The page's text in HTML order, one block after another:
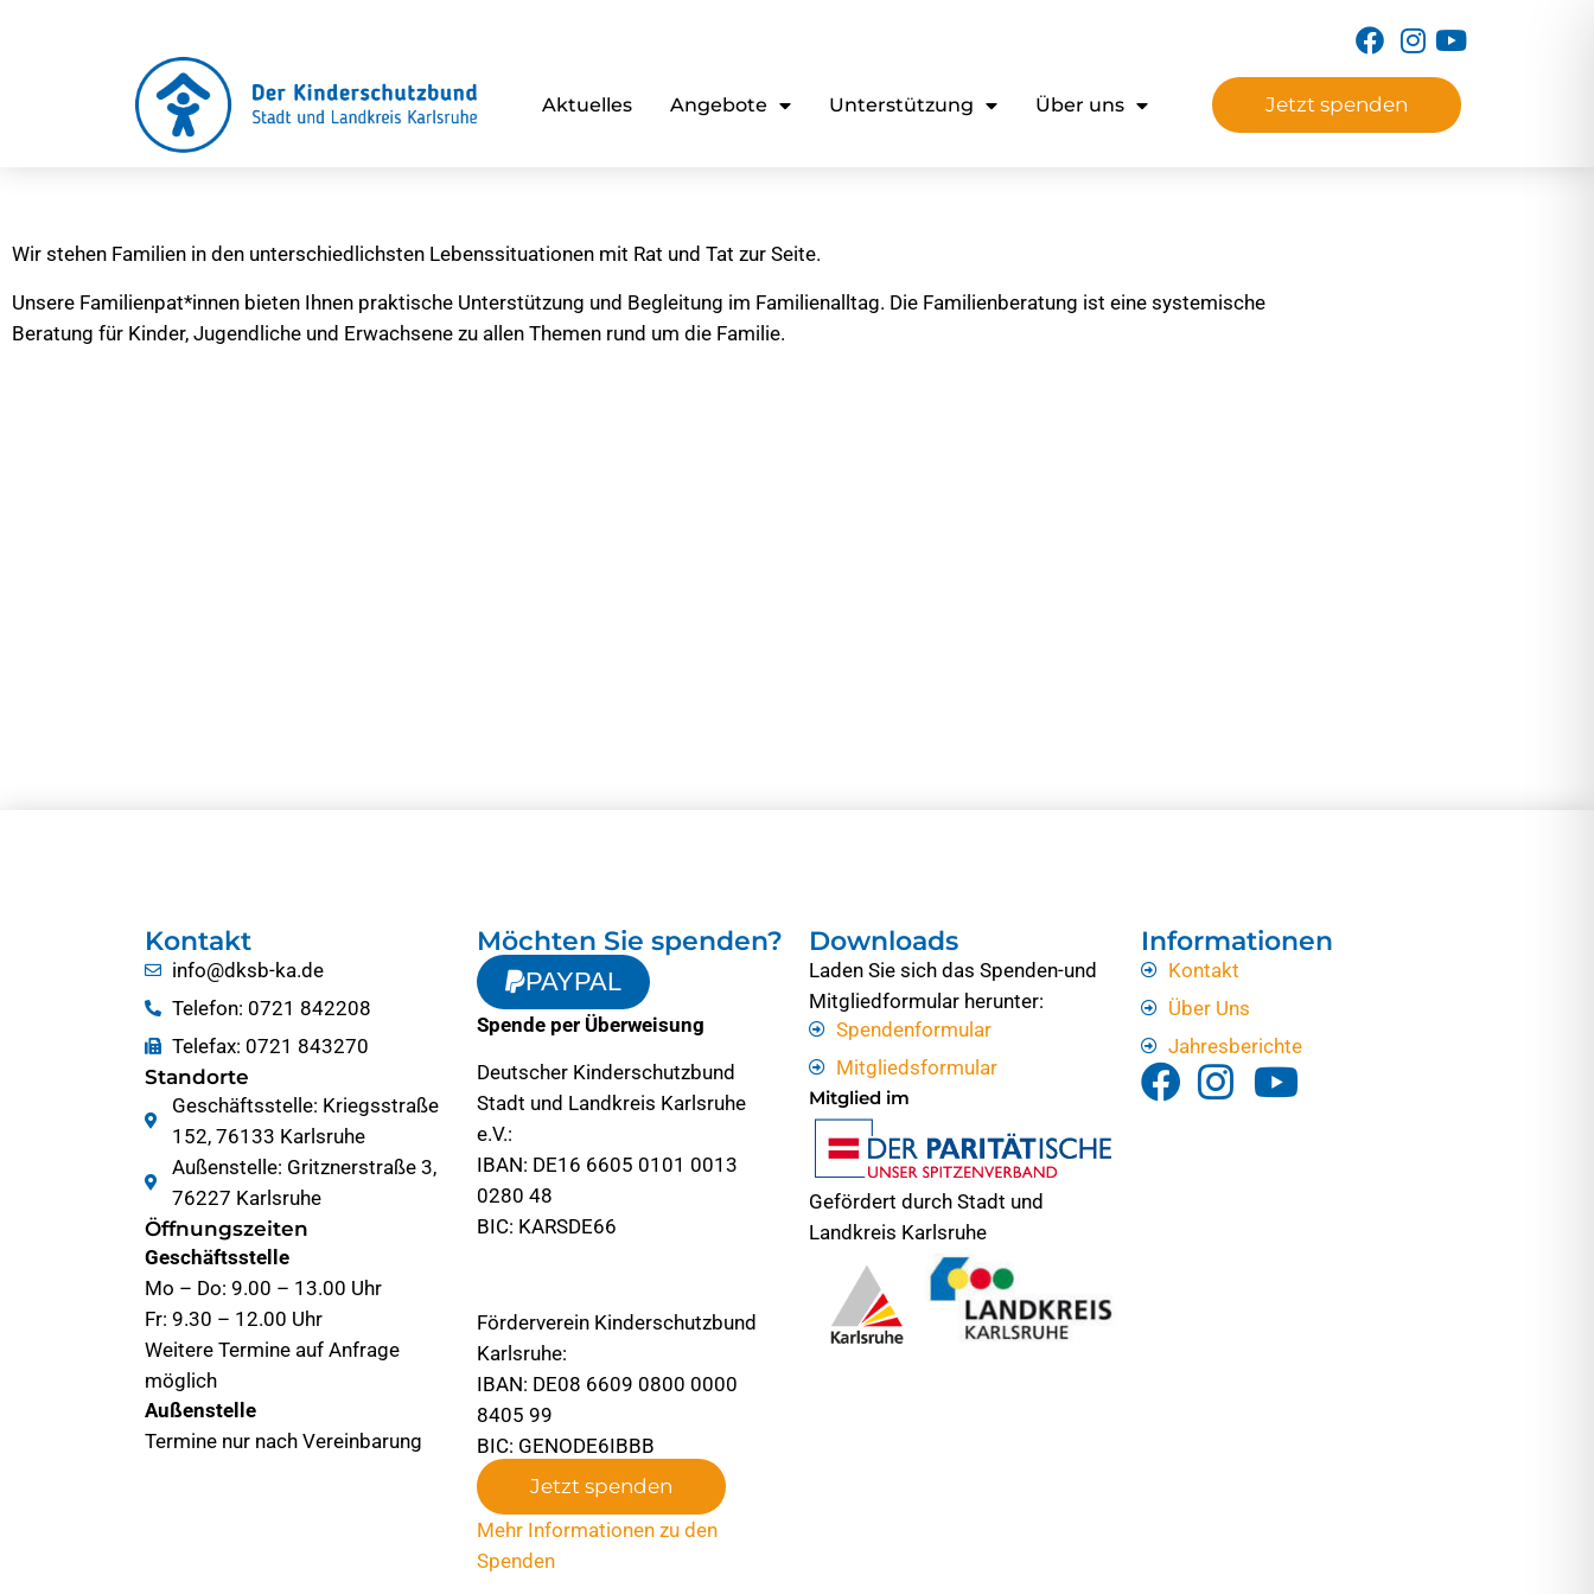
Aktuelles Angebote Unterstützung Über uns Jetzt spenden
Wir stehen Familien in den unterschiedlichsten Lebenssituationen mit Rat und Tat zur Seite.
Unsere Familienpat*innen bieten Ihnen praktische Unterstützung und Begleitung im Familienalltag. Die Familienberatung ist eine systemische
Beratung für Kinder, Jugendliche und Erwachsene zu allen Themen rund um die Familie.
Kontakt
info@dksb-ka.de
Telefon: 0721 842208
Telefax: 0721 843270
Standorte
Geschäftsstelle: Kriegsstraße
152, 76133 Karlsruhe
Außenstelle: Gritznerstraße 3,
76227 Karlsruhe
Öffnungszeiten
Geschäftsstelle
Mo – Do: 9.00 – 13.00 Uhr
Fr: 9.30 – 12.00 Uhr
Weitere Termine auf Anfrage
möglich
Außenstelle
Termine nur nach Vereinbarung
Möchten Sie spenden?
PAYPAL
Spende per Überweisung
Deutscher Kinderschutzbund
Stadt und Landkreis Karlsruhe
e.V.:
IBAN: DE16 6605 0101 0013
0280 48
BIC: KARSDE66
Förderverein Kinderschutzbund
Karlsruhe:
IBAN: DE08 6609 0800 0000
8405 99
BIC: GENODE6IBBB
Jetzt spenden
Mehr Informationen zu den
Spenden
Downloads
Laden Sie sich das Spenden-und
Mitgliedformular herunter:
Spendenformular
Mitgliedsformular
Mitglied im
Gefördert durch Stadt und
Landkreis Karlsruhe
Informationen
Kontakt
Über Uns
Jahresberichte